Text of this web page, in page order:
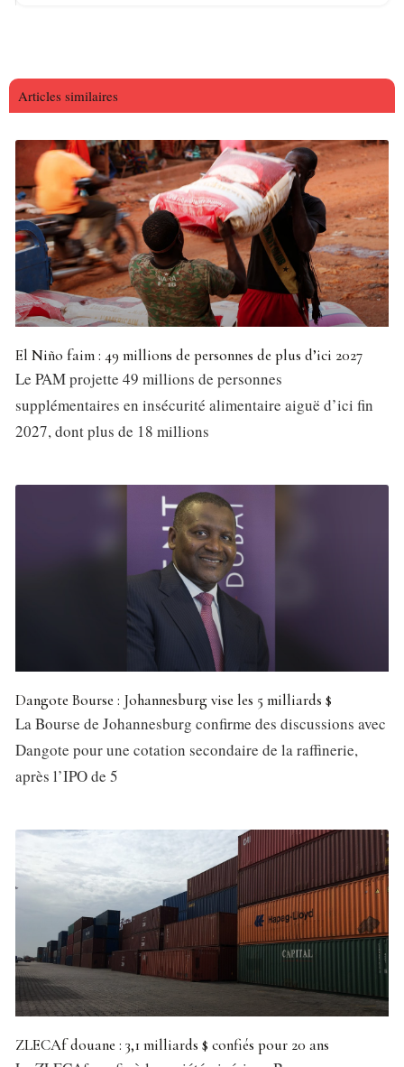
Articles similaires
El Niño faim : 49 millions de personnes de plus d’ici 2027
Le PAM projette 49 millions de personnes
supplémentaires en insécurité alimentaire aiguë d’ici fin
2027, dont plus de 18 millions
Dangote Bourse : Johannesburg vise les 5 milliards $
La Bourse de Johannesburg confirme des discussions avec
Dangote pour une cotation secondaire de la raffinerie,
après l’IPO de 5
ZLECAf douane : 3,1 milliards $ confiés pour 20 ans